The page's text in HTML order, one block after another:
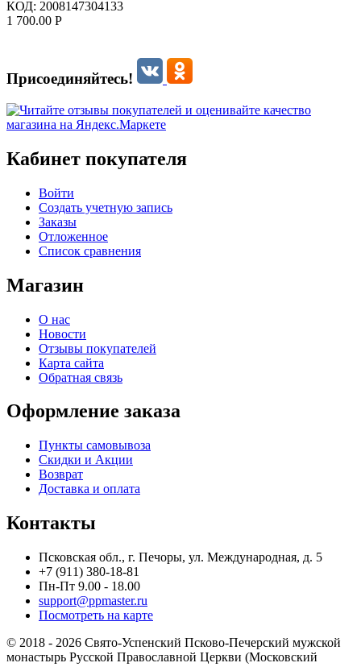
КОД: 2008147304133
1 700.00 Р
Присоединяйтесь!
Кабинет покупателя
Войти
Создать учетную запись
Заказы
Отложенное
Список сравнения
Магазин
О нас
Новости
Отзывы покупателей
Карта сайта
Обратная связь
Оформление заказа
Пункты самовывоза
Скидки и Акции
Возврат
Доставка и оплата
Контакты
Псковская обл., г. Печоры, ул. Международная, д. 5
+7 (911) 380-18-81
Пн-Пт 9.00 - 18.00
support@ppmaster.ru
Посмотреть на карте
© 2018 - 2026 Свято-Успенский Псково-Печерский мужской
монастырь Русской Православной Церкви (Московский